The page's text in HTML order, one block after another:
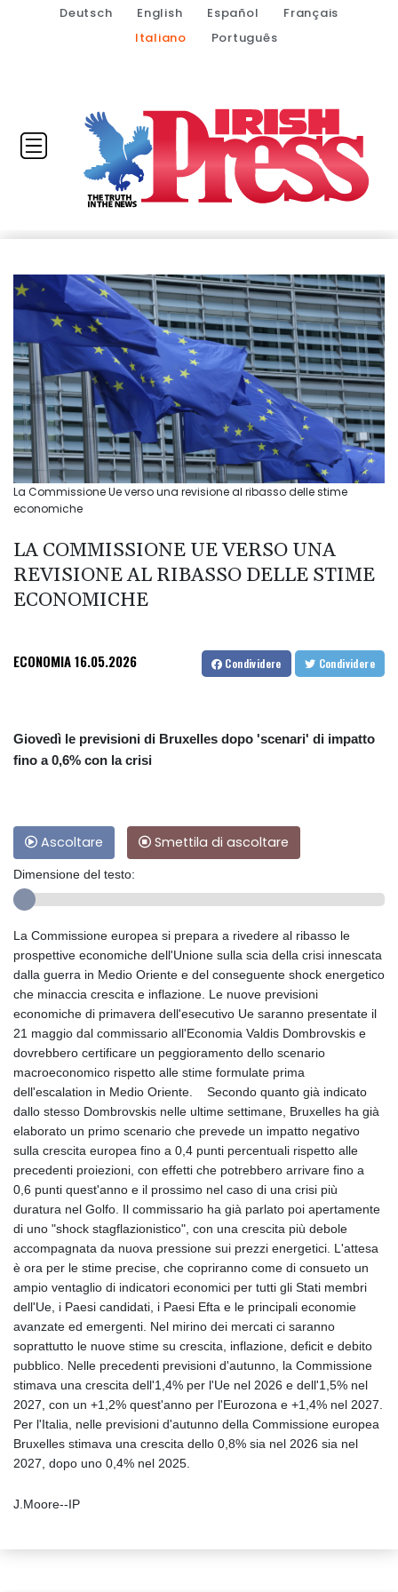
Deutsch English Español
Français
Italiano
Português
La Commissione Ue verso una revisione al ribasso delle stime
economiche
LA COMMISSIONE UE VERSO UNA
REVISIONE AL RIBASSO DELLE STIME
ECONOMICHE
ECONOMIA16.05.2026 Condividere Condividere
Giovedì le previsioni di Bruxelles dopo 'scenari' di impatto
fino a 0,6% con la crisi
Ascoltare Smettila di ascoltare
Dimensione del testo:
La Commissione europea si prepara a rivedere al ribasso le
prospettive economiche dell'Unione sulla scia della crisi innescata
dalla guerra in Medio Oriente e del conseguente shock energetico
che minaccia crescita e inflazione. Le nuove previsioni
economiche di primavera dell'esecutivo Ue saranno presentate il
21 maggio dal commissario all'Economia Valdis Dombrovskis e
dovrebbero certificare un peggioramento dello scenario
macroeconomico rispetto alle stime formulate prima
dell'escalation in Medio Oriente. Secondo quanto già indicato
dallo stesso Dombrovskis nelle ultime settimane, Bruxelles ha già
elaborato un primo scenario che prevede un impatto negativo
sulla crescita europea fino a 0,4 punti percentuali rispetto alle
precedenti proiezioni, con effetti che potrebbero arrivare fino a
0,6 punti quest'anno e il prossimo nel caso di una crisi più
duratura nel Golfo. Il commissario ha già parlato poi apertamente
di uno "shock stagflazionistico", con una crescita più debole
accompagnata da nuova pressione sui prezzi energetici. L'attesa
è ora per le stime precise, che copriranno come di consueto un
ampio ventaglio di indicatori economici per tutti gli Stati membri
dell'Ue, i Paesi candidati, i Paesi Efta e le principali economie
avanzate ed emergenti. Nel mirino dei mercati ci saranno
soprattutto le nuove stime su crescita, inflazione, deficit e debito
pubblico. Nelle precedenti previsioni d'autunno, la Commissione
stimava una crescita dell'1,4% per l'Ue nel 2026 e dell'1,5% nel
2027, con un +1,2% quest'anno per l'Eurozona e +1,4% nel 2027.
Per l'Italia, nelle previsioni d'autunno della Commissione europea
Bruxelles stimava una crescita dello 0,8% sia nel 2026 sia nel
2027, dopo uno 0,4% nel 2025.
J.Moore--IP